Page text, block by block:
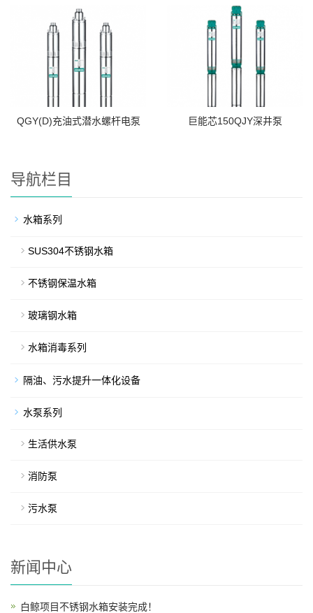
QGY(D)充油式潜水螺杆电泵 巨能芯150QJY深井泵
导航栏目
水箱系列
SUS304不锈钢水箱
不锈钢保温水箱
玻璃钢水箱
水箱消毒系列
隔油、污水提升一体化设备
水泵系列
生活供水泵
消防泵
污水泵
新闻中心
白鲸项目不锈钢水箱安装完成！